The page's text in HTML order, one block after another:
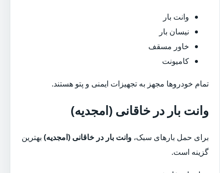
وانت بار
نیسان بار
خاور مسقف
کامیونت
تمام خودروها مجهز به تجهیزات ایمنی و پتو هستند.
وانت بار در خاقانی (امجدیه)
برای حمل بارهای سبک، وانت بار در خاقانی (امجدیه) بهترین
گزینه است.